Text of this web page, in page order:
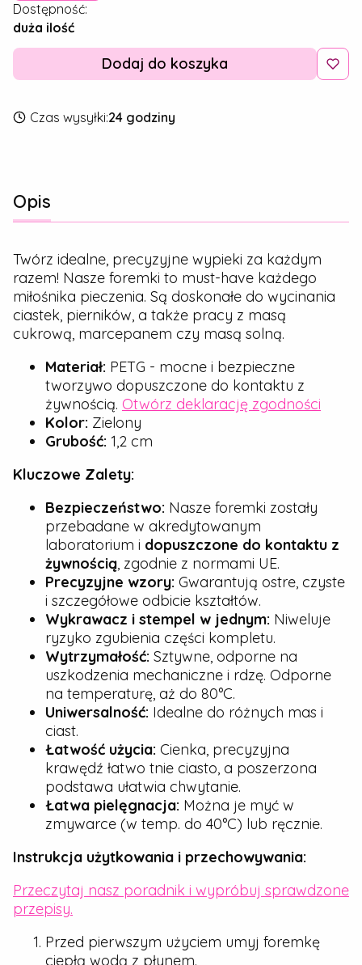
Dostępność:
duża ilość
Dodaj do koszyka
Czas wysyłki:24 godziny
Opis
Twórz idealne, precyzyjne wypieki za każdym
razem! Nasze foremki to must-have każdego
miłośnika pieczenia. Są doskonałe do wycinania
ciastek, pierników, a także pracy z masą
cukrową, marcepanem czy masą solną.
Materiał: PETG - mocne i bezpieczne
tworzywo dopuszczone do kontaktu z
żywnością. Otwórz deklarację zgodności
Kolor: Zielony
Grubość: 1,2 cm
Kluczowe Zalety:
Bezpieczeństwo: Nasze foremki zostały
przebadane w akredytowanym
laboratorium i dopuszczone do kontaktu z
żywnością, zgodnie z normami UE.
Precyzyjne wzory: Gwarantują ostre, czyste
i szczegółowe odbicie kształtów.
Wykrawacz i stempel w jednym: Niweluje
ryzyko zgubienia części kompletu.
Wytrzymałość: Sztywne, odporne na
uszkodzenia mechaniczne i rdzę. Odporne
na temperaturę, aż do 80°C.
Uniwersalność: Idealne do różnych mas i
ciast.
Łatwość użycia: Cienka, precyzyjna
krawędź łatwo tnie ciasto, a poszerzona
podstawa ułatwia chwytanie.
Łatwa pielęgnacja: Można je myć w
zmywarce (w temp. do 40°C) lub ręcznie.
Instrukcja użytkowania i przechowywania:
Przeczytaj nasz poradnik i wypróbuj sprawdzone
przepisy.
Przed pierwszym użyciem umyj foremkę
ciepłą wodą z płynem.